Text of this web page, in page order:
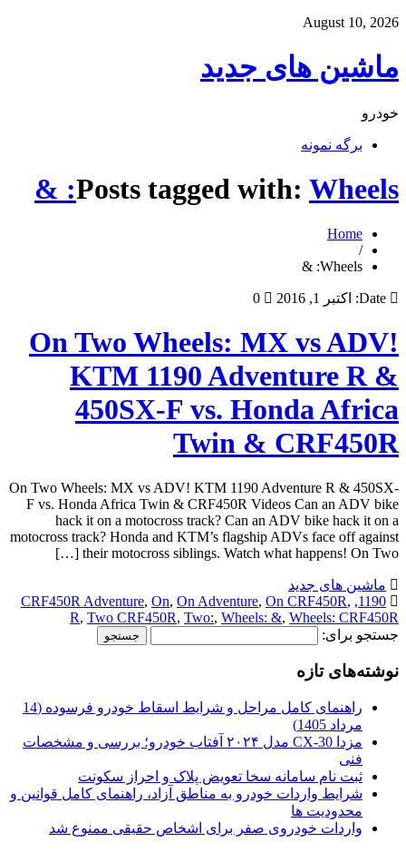
August 10, 2026
ماشین های جدید
خودرو
برگه نمونه
Posts tagged with: Wheels: &
Home
/
Wheels: &
Date: اکتبر 1, 2016 0
On Two Wheels: MX vs ADV!
KTM 1190 Adventure R &
450SX-F vs. Honda Africa
Twin & CRF450R
On Two Wheels: MX vs ADV! KTM 1190 Adventure R & 450SX-
F vs. Honda Africa Twin & CRF450R Videos Can an ADV bike
hack it on a motocross track? Can an ADV bike hack it on a
motocross track? Honda and KTM’s flagship ADVs face off against
their motocross siblings. Watch what happens! On Two […]
ماشین های جدید
1190
,
CRF450R Adventure, On, On Adventure, On CRF450R,
R, Two CRF450R, Two:, Wheels: &, Wheels: CRF450R
جستجو برای:
نوشته‌های تازه
راهنمای کامل مراحل و شرایط اسقاط خودرو فرسوده (14
مرداد 1405)
مزدا CX-30 مدل ۲۰۲۴ آفتاب خودرو؛ بررسی و مشخصات
فنی
ثبت نام سامانه سخا تعویض پلاک و احراز سکونت
شرایط واردات خودرو به مناطق آزاد، راهنمای کامل قوانین و
محدودیت ها
واردات خودروی صفر برای اشخاص حقیقی ممنوع شد